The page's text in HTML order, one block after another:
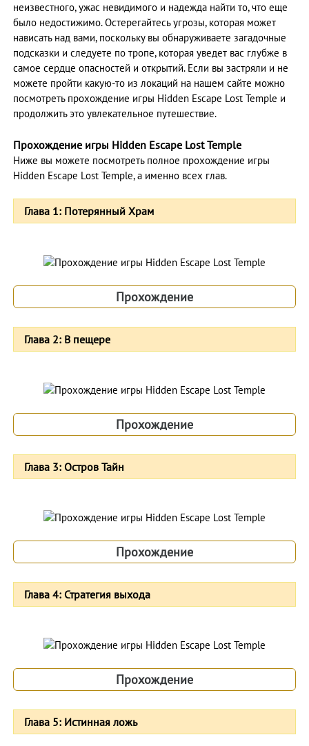
неизвестного, ужас невидимого и надежда найти то, что еще
было недостижимо. Остерегайтесь угрозы, которая может
нависать над вами, поскольку вы обнаруживаете загадочные
подсказки и следуете по тропе, которая уведет вас глубже в
самое сердце опасностей и открытий. Если вы застряли и не
можете пройти какую-то из локаций на нашем сайте можно
посмотреть прохождение игры Hidden Escape Lost Temple и
продолжить это увлекательное путешествие.
Прохождение игры Hidden Escape Lost Temple
Ниже вы можете посмотреть полное прохождение игры
Hidden Escape Lost Temple, а именно всех глав.
Глава 1: Потерянный Храм
Прохождение
Глава 2: В пещере
Прохождение
Глава 3: Остров Тайн
Прохождение
Глава 4: Стратегия выхода
Прохождение
Глава 5: Истинная ложь